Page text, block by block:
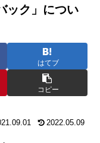
ック」につい
はてブ
コピー
2022.05.09